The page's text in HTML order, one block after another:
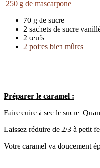
250 g de mascarpone
70 g de sucre
2 sachets de sucre
2 œufs
2 poires bien mûres
Préparer le caramel :
Faire cuire à sec le sucre.
Laissez réduire de 2/3 à petit
Votre caramel va doucement